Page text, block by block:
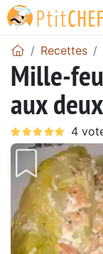
Recettes
Mille-
aux